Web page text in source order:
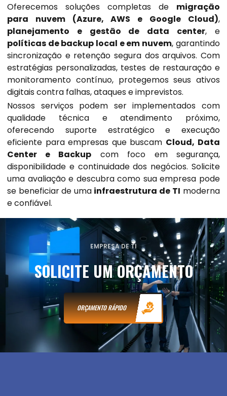
Oferecemos soluções completas de migração
para nuvem (Azure, AWS e Google Cloud),
planejamento e gestão de data center, e
políticas de backup local e em nuvem, garantindo
sincronização e retenção segura dos arquivos. Com
estratégias personalizadas, testes de restauração e
monitoramento contínuo, protegemos seus ativos
digitais contra falhas, ataques e imprevistos.
Nossos serviços podem ser implementados com
qualidade técnica e atendimento próximo,
oferecendo suporte estratégico e execução
eficiente para empresas que buscam Cloud, Data
Center e Backup com foco em segurança,
disponibilidade e continuidade dos negócios. Solicite
uma avaliação e descubra como sua empresa pode
se beneficiar de uma infraestrutura de TI moderna
e confiável.
EMPRESA DE TI
SOLICITE UM ORÇAMENTO
ORÇAMENTO RÁPIDO